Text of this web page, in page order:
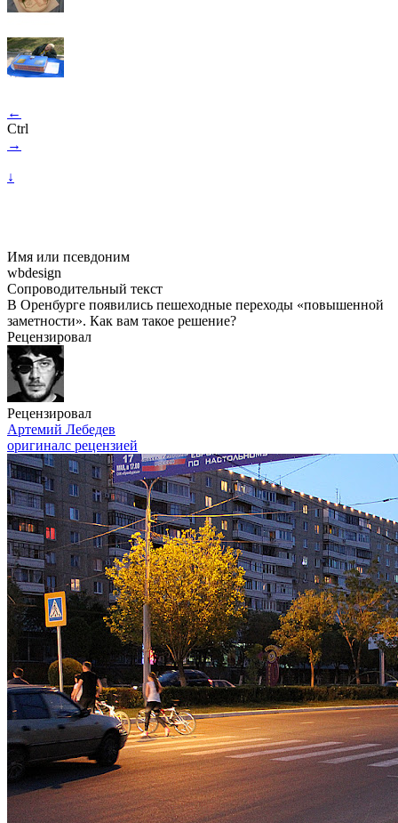
←
Ctrl
→
↓
Имя или псевдоним
wbdesign
Сопроводительный текст
В Оренбурге появились пешеходные переходы «повышенной
заметности». Как вам такое решение?
Рецензировал
Рецензировал
Артемий Лебедев
оригиналс рецензией